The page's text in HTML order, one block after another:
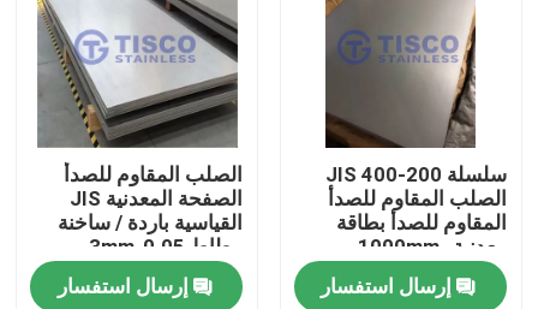
سلسلة 200-400 JIS
الصلب المقاوم للصدأ
المقاوم للصدأ بطاقة
معدنية 1000mm-
6000mm الطول في GB
الحافة الطاحونة القياسية
إرسال استفسار
الصلب المقاوم للصدأ
الصفحة المعدنية JIS
القياسية باردة / ساخنة
مطاط 0.05-3mm
للتطبيقات الصناعية
إرسال استفسار